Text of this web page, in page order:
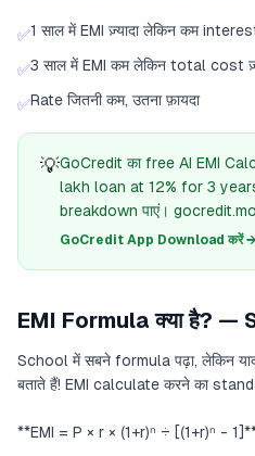
✅1 साल में EMI ज़्यादा लेकिन कम
✅3 साल में EMI कम लेकिन total cost
✅Rate जितनी कम, उतना फ़ायदा
💡GoCredit का free AI EMI
lakh loan at 12% for 3
breakdown पाएं।
GoCredit App Download करें →
EMI Formula क्या है? —
School में सबने formula पढ़ा, लेकिन याद
बताते हैं! EMI calculate करने का
**EMI = P × r × (1+r)ⁿ ÷ [(1+r)ⁿ -